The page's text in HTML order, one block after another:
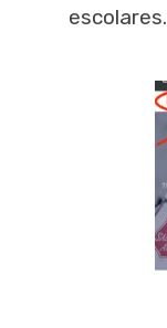
escolares.